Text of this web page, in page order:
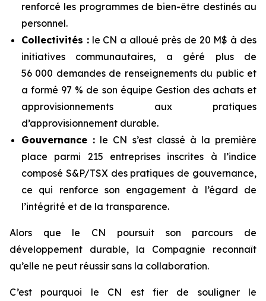
renforcé les programmes de bien-être destinés au
personnel.
Collectivités :le CN a alloué près de 20 M$ à des
initiatives communautaires, a géré plus de
56 000 demandes de renseignements du public et
a formé 97 % de son équipe Gestion des achats et
approvisionnements aux pratiques
d’approvisionnement durable.
Gouvernance : le CN s’est classé à la première
place parmi 215 entreprises inscrites à l’indice
composé S&P/TSX des pratiques de gouvernance,
ce qui renforce son engagement à l’égard de
l’intégrité et de la transparence.
Alors que le CN poursuit son parcours de
développement durable, la Compagnie reconnaît
qu’elle ne peut réussir sans la collaboration.
C’est pourquoi le CN est fier de souligner le